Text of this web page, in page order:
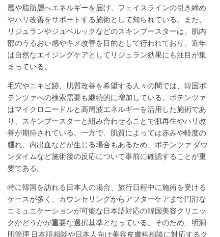
層や脂肪層へエネルギーを届け、フェイスラインの引き締め
やハリ改善をサポートする施術として知られている。また、
リジュランやジュベルックなどのスキンブースターは、肌内
部のうるおい感やキメ改善を目的として行われており、近年
は自然なエイジングケアとしてリジュラン効果にも注目が集
まっている。
毛穴やニキビ跡、肌質改善を希望する人々の間では、韓国ポ
テンツァへの検索需要も継続的に増加している。ポテンツァ
はマイクロニードルと高周波エネルギーを活用した施術であ
り、スキンブースターと組み合わせることで肌再生やハリ改
善が期待されている。一方で、肌質によっては赤みや軽度の
腫れ、内出血などが生じる場合もあるため、ポテンツァ ダウ
ンタイムなど施術後の反応について事前に確認することが重
要である。
特に韓国を訪れる日本人の場合、旅行日程中に施術を受ける
ケースが多く、カウンセリングからアフターケアまで円滑な
コミュニケーションが可能な日本語対応の韓国美容クリニッ
クかどうかが重要な選択基準となっている。そのため、明洞
肌管理 日本語相談や日本人向け美容皮膚科相談に対応するク